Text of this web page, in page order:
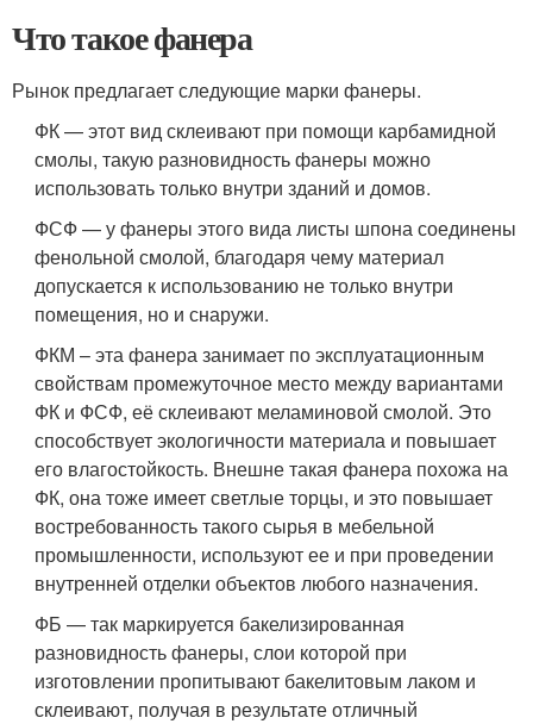
Что такое фанера
Рынок предлагает следующие марки фанеры.
ФК — этот вид склеивают при помощи карбамидной
смолы, такую разновидность фанеры можно
использовать только внутри зданий и домов.
ФСФ — у фанеры этого вида листы шпона соединены
фенольной смолой, благодаря чему материал
допускается к использованию не только внутри
помещения, но и снаружи.
ФКМ – эта фанера занимает по эксплуатационным
свойствам промежуточное место между вариантами
ФК и ФСФ, её склеивают меламиновой смолой. Это
способствует экологичности материала и повышает
его влагостойкость. Внешне такая фанера похожа на
ФК, она тоже имеет светлые торцы, и это повышает
востребованность такого сырья в мебельной
промышленности, используют ее и при проведении
внутренней отделки объектов любого назначения.
ФБ — так маркируется бакелизированная
разновидность фанеры, слои которой при
изготовлении пропитывают бакелитовым лаком и
склеивают, получая в результате отличный